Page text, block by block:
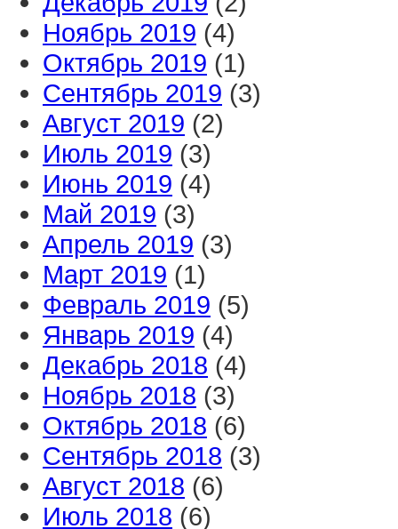
Ноябрь 2019 (4)
Октябрь 2019 (1)
Сентябрь 2019 (3)
Август 2019 (2)
Июль 2019 (3)
Июнь 2019 (4)
Май 2019 (3)
Апрель 2019 (3)
Март 2019 (1)
Февраль 2019 (5)
Январь 2019 (4)
Декабрь 2018 (4)
Ноябрь 2018 (3)
Октябрь 2018 (6)
Сентябрь 2018 (3)
Август 2018 (6)
Июль 2018 (6)